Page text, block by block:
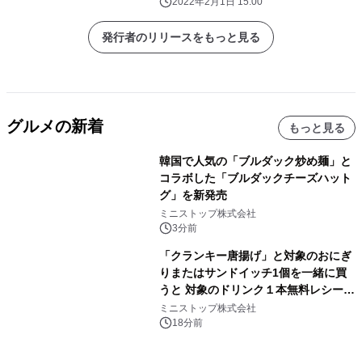
を発売！
発行者のリリースをもっと見る
グルメの新着 もっと見る
韓国で人気の「ブルダック炒め麺」と
コラボした「ブルダックチーズハット
グ」を新発売
ミニストップ株式会社
3分前
「クランキー唐揚げ」と対象のおにぎ
りまたはサンドイッチ1個を一緒に買
うと 対象のドリンク１本無料レシート
クーポンもらえる！※1
ミニストップ株式会社
18分前